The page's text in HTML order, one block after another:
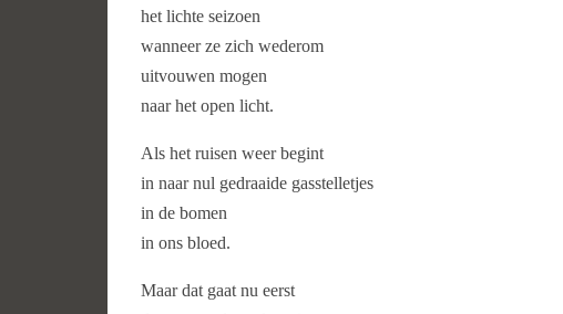
het lichte seizoen
wanneer ze zich wederom
uitvouwen mogen
naar het open licht.
Als het ruisen weer begint
in naar nul gedraaide gasstelletjes
in de bomen
in ons bloed.
Maar dat gaat nu eerst